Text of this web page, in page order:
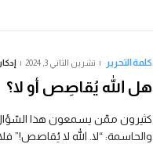
كلمة التحرير تشرين الثاني 3, 2024
هل الله يُقاصِص أو لا؟
كثيرون ممّن يسمعون هذا
والحاسمة: “لا. الله لا يُقاصص!”